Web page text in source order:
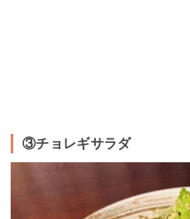
③チョレギサラダ